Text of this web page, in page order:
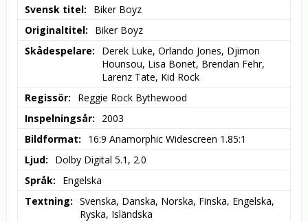
Svensk titel
Biker Boyz
Originaltitel
Biker Boyz
Skådespelare
Derek Luke, Orlando Jones, Djimon
Hounsou, Lisa Bonet, Brendan Fehr,
Larenz Tate, Kid Rock
Regissör
Reggie Rock Bythewood
Inspelningsår
2003
Bildformat
16:9 Anamorphic Widescreen 1.85:1
Ljud
Dolby Digital 5.1, 2.0
Språk
Engelska
Textning
Svenska, Danska, Norska, Finska, Engelska,
Ryska, Isländska